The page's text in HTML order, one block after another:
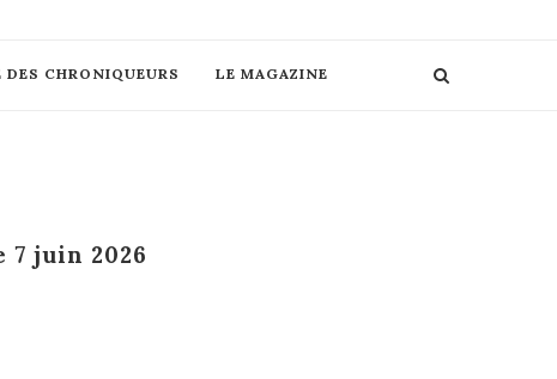
DES CHRONIQUEURS LE MAGAZINE
7 juin 2026